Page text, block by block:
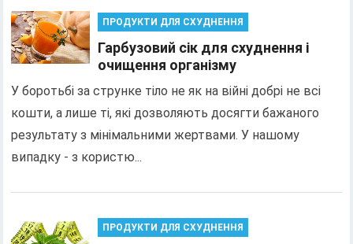
ПРОДУКТИ ДЛЯ СХУДНЕННЯ
Гарбузовий сік для схуднення і
очищення організму
У боротьбі за струнке тіло не як на війні добрі не всі
кошти, а лише ті, які дозволяють досягти бажаного
результату з мінімальними жертвами. У нашому
випадку - з користю...
ПРОДУКТИ ДЛЯ СХУДНЕННЯ